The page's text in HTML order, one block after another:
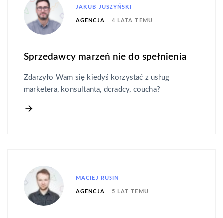
JAKUB JUSZYŃSKI
AGENCJA 4 LATA TEMU
Sprzedawcy marzeń nie do spełnienia
Zdarzyło Wam się kiedyś korzystać z usług
marketera, konsultanta, doradcy, coucha?
MACIEJ RUSIN
AGENCJA 5 LAT TEMU